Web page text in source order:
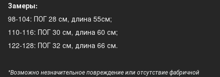
Замеры:
98-104: ПОГ 28 см, длина 55см;
110-116: ПОГ 30 см, длина 60 см;
122-128: ПОГ 32 см, длина 66 см.
*Возможно незначительное повреждение или отсутствие фабричной